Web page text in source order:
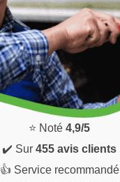
⭐ Noté 4,9/5
✔️ Sur 455 avis clients
👍 Service recommandé